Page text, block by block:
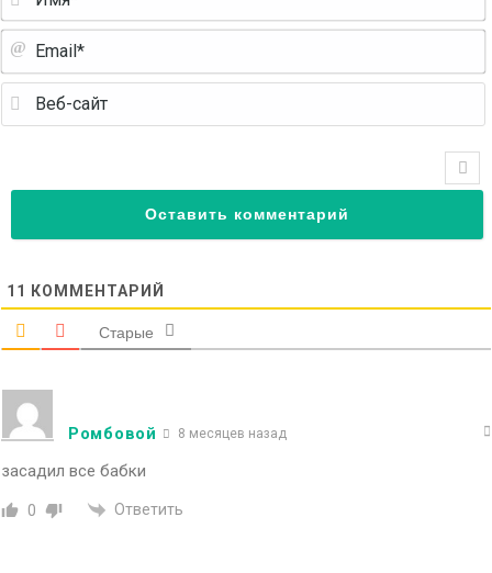
11 КОММЕНТАРИЙ
Старые
Ромбовой 8 месяцев назад
засадил все бабки
0 Ответить